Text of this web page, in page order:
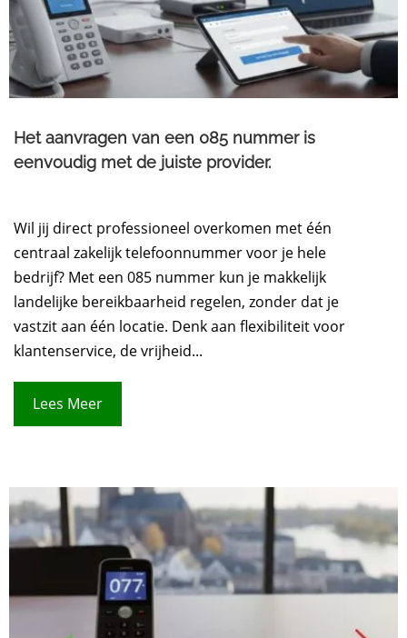
Het aanvragen van een 085 nummer is
eenvoudig met de juiste provider.
Wil jij direct professioneel overkomen met één
centraal zakelijk telefoonnummer voor je hele
bedrijf? Met een 085 nummer kun je makkelijk
landelijke bereikbaarheid regelen, zonder dat je
vastzit aan één locatie. Denk aan flexibiliteit voor
klantenservice, de vrijheid...
Lees Meer